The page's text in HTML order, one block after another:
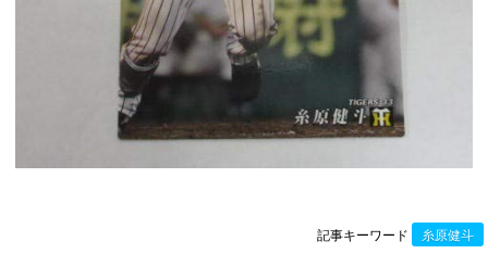
記事キーワード 糸原健斗